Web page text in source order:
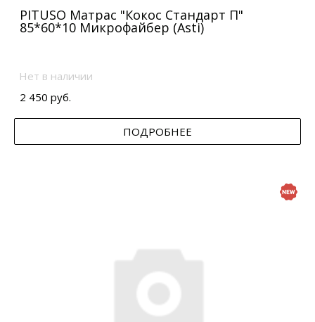
PITUSO Матрас "Кокос Стандарт П"
85*60*10 Микрофайбер (Asti)
Нет в наличии
2 450 руб.
ПОДРОБНЕЕ